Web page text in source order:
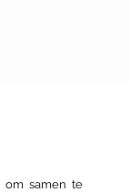
om samen te